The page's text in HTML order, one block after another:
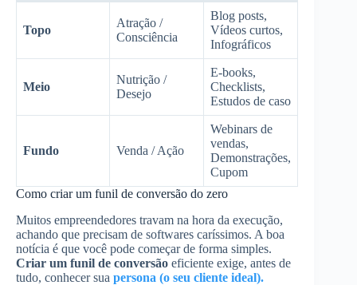
Topo
Atração /
Consciência
Blog posts,
Vídeos curtos,
Infográficos
Meio
Nutrição /
Desejo
E-books,
Checklists,
Estudos de caso
Fundo Venda / Ação
Webinars de
vendas,
Demonstrações,
Cupom
Como criar um funil de conversão do zero
Muitos empreendedores travam na hora da execução,
achando que precisam de softwares caríssimos. A boa
notícia é que você pode começar de forma simples.
Criar um funil de conversão eficiente exige, antes de
tudo, conhecer sua persona (o seu cliente ideal).